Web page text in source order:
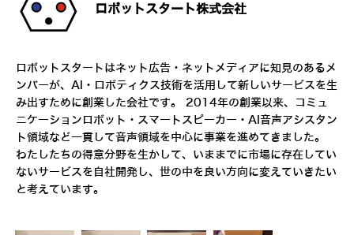
ロボットスタート株式会社
ロボットスタートはネット広告・ネットメディアに知見のあるメ
ンバーが、AI・ロボティクス技術を活用して新しいサービスを生
み出すために創業した会社です。 2014年の創業以来、コミュ
ニケーションロボット・スマートスピーカー・AI音声アシスタン
ト領域など一貫して音声領域を中心に事業を進めてきました。
わたしたちの得意分野を生かして、いままでに市場に存在してい
ないサービスを自社開発し、世の中を良い方向に変えていきたい
と考えています。